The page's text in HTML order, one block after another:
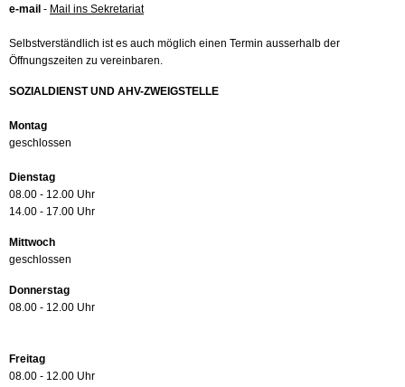
e-mail - Mail ins Sekretariat
Selbstverständlich ist es auch möglich einen Termin ausserhalb der
Öffnungszeiten zu vereinbaren.
SOZIALDIENST UND AHV-ZWEIGSTELLE
Montag
geschlossen
Dienstag
08.00 - 12.00 Uhr
14.00 - 17.00 Uhr
Mittwoch
geschlossen
Donnerstag
08.00 - 12.00 Uhr
Freitag
08.00 - 12.00 Uhr